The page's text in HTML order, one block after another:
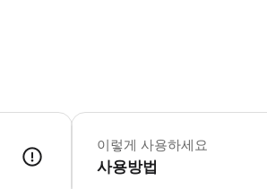
- 자세한 내용(확인, 시간 및 장소)은
이렇게 사용하세요
사용방법